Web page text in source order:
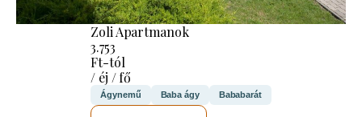
Zoli Apartmanok
3.753
Ft-tól
/ éj / fő
Ágynemű Baba ágy Bababarát